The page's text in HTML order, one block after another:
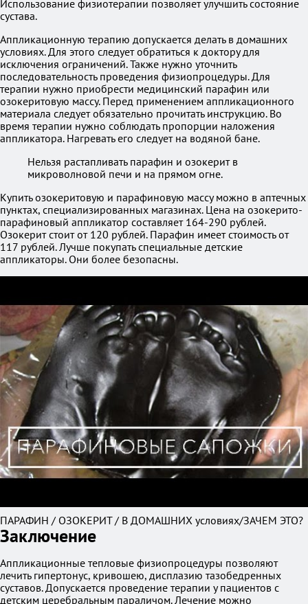
Использование физиотерапии позволяет улучшить состояние
сустава.
Аппликационную терапию допускается делать в домашних
условиях. Для этого следует обратиться к доктору для
исключения ограничений. Также нужно уточнить
последовательность проведения физиопроцедуры. Для
терапии нужно приобрести медицинский парафин или
озокеритовую массу. Перед применением аппликационного
материала следует обязательно прочитать инструкцию. Во
время терапии нужно соблюдать пропорции наложения
аппликатора. Нагревать его следует на водяной бане.
Нельзя растапливать парафин и озокерит в
микроволновой печи и на прямом огне.
Купить озокеритовую и парафиновую массу можно в аптечных
пунктах, специализированных магазинах. Цена на озокерито-
парафиновый аппликатор составляет 164-290 рублей.
Озокерит стоит от 120 рублей. Парафин имеет стоимость от
117 рублей. Лучше покупать специальные детские
аппликаторы. Они более безопасны.
ПАРАФИН / ОЗОКЕРИТ / В ДОМАШНИХ условиях/ЗАЧЕМ ЭТО?
Заключение
Аппликационные тепловые физиопроцедуры позволяют
лечить гипертонус, кривошею, дисплазию тазобедренных
суставов. Допускается проведение терапии у пациентов с
детским церебральным параличом. Лечение можно